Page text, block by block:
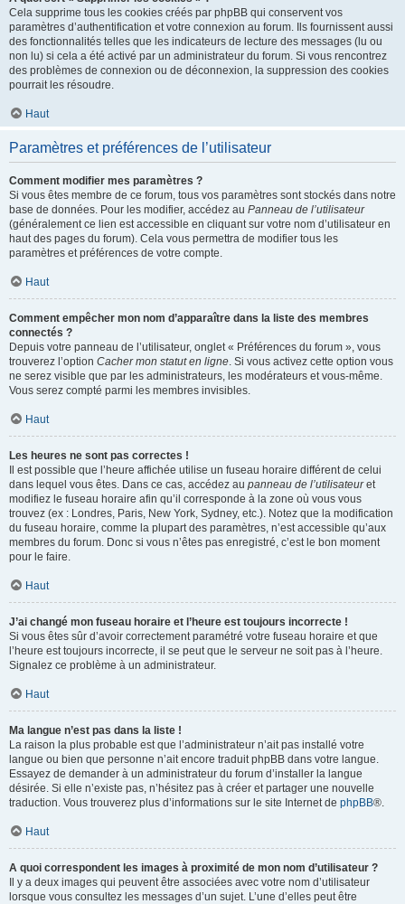
Cela supprime tous les cookies créés par phpBB qui conservent vos
paramètres d’authentification et votre connexion au forum. Ils fournissent aussi
des fonctionnalités telles que les indicateurs de lecture des messages (lu ou
non lu) si cela a été activé par un administrateur du forum. Si vous rencontrez
des problèmes de connexion ou de déconnexion, la suppression des cookies
pourrait les résoudre.
Haut
Paramètres et préférences de l’utilisateur
Comment modifier mes paramètres ?
Si vous êtes membre de ce forum, tous vos paramètres sont stockés dans notre
base de données. Pour les modifier, accédez au Panneau de l’utilisateur
(généralement ce lien est accessible en cliquant sur votre nom d’utilisateur en
haut des pages du forum). Cela vous permettra de modifier tous les
paramètres et préférences de votre compte.
Haut
Comment empêcher mon nom d’apparaître dans la liste des membres
connectés ?
Depuis votre panneau de l’utilisateur, onglet « Préférences du forum », vous
trouverez l’option Cacher mon statut en ligne. Si vous activez cette option vous
ne serez visible que par les administrateurs, les modérateurs et vous-même.
Vous serez compté parmi les membres invisibles.
Haut
Les heures ne sont pas correctes !
Il est possible que l’heure affichée utilise un fuseau horaire différent de celui
dans lequel vous êtes. Dans ce cas, accédez au panneau de l’utilisateuret
modifiez le fuseau horaire afin qu’il corresponde à la zone où vous vous
trouvez (ex : Londres, Paris, New York, Sydney, etc.). Notez que la modification
du fuseau horaire, comme la plupart des paramètres, n’est accessible qu’aux
membres du forum. Donc si vous n’êtes pas enregistré, c’est le bon moment
pour le faire.
Haut
J’ai changé mon fuseau horaire et l’heure est toujours incorrecte !
Si vous êtes sûr d’avoir correctement paramétré votre fuseau horaire et que
l’heure est toujours incorrecte, il se peut que le serveur ne soit pas à l’heure.
Signalez ce problème à un administrateur.
Haut
Ma langue n’est pas dans la liste !
La raison la plus probable est que l’administrateur n’ait pas installé votre
langue ou bien que personne n’ait encore traduit phpBB dans votre langue.
Essayez de demander à un administrateur du forum d’installer la langue
désirée. Si elle n’existe pas, n’hésitez pas à créer et partager une nouvelle
traduction. Vous trouverez plus d’informations sur le site Internet de phpBB®.
Haut
A quoi correspondent les images à proximité de mon nom d’utilisateur ?
Il y a deux images qui peuvent être associées avec votre nom d’utilisateur
lorsque vous consultez les messages d’un sujet. L’une d’elles peut être